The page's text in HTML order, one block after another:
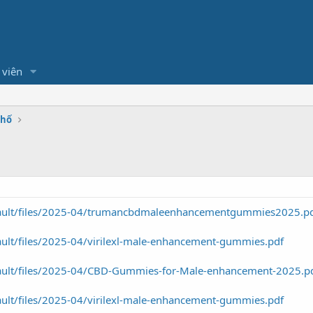
files/2025-04/
files/2025-04/virilexl-male-enhancement-gummies.pdf
files/2025-04/CBD-Gummies-for-Male-enhancement-
files/2025-04/virilexl-male-enhancement-gummies.pdf